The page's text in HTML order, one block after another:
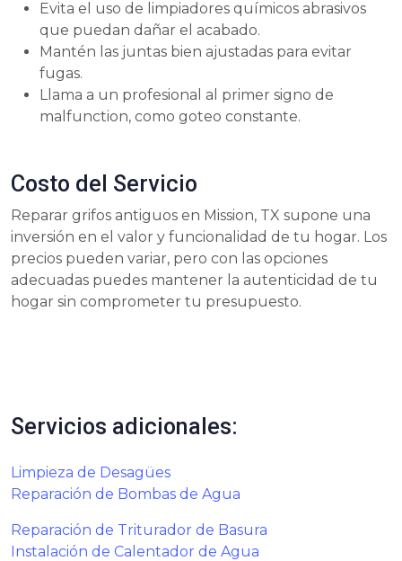
Evita el uso de limpiadores químicos abrasivos
que puedan dañar el acabado.
Mantén las juntas bien ajustadas para evitar
fugas.
Llama a un profesional al primer signo de
malfunction, como goteo constante.
Costo del Servicio
Reparar grifos antiguos en Mission, TX supone una
inversión en el valor y funcionalidad de tu hogar. Los
precios pueden variar, pero con las opciones
adecuadas puedes mantener la autenticidad de tu
hogar sin comprometer tu presupuesto.
Servicios adicionales:
Limpieza de Desagües
Reparación de Bombas de Agua
Reparación de Triturador de Basura
Instalación de Calentador de Agua